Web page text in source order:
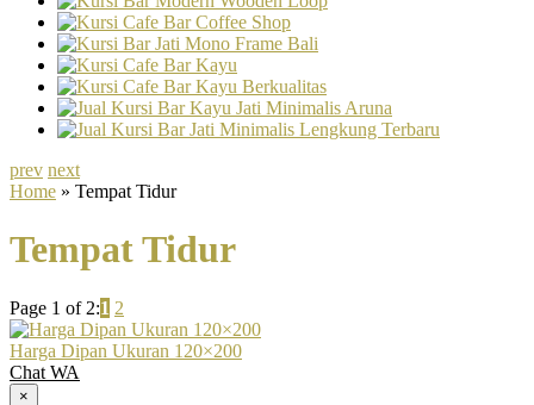
prev next
Home » Tempat Tidur
Tempat Tidur
Page 1 of 2:1 2
Harga Dipan Ukuran 120×200
Chat WA
×